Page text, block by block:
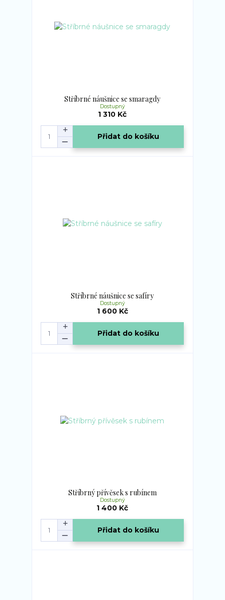
Stříbrné náušnice se smaragdy
1 310 Kč
Dostupný
Přidat do košíku
Stříbrné náušnice se safíry
1 600 Kč
Dostupný
Přidat do košíku
Stříbrný přívěsek s rubínem
1 400 Kč
Dostupný
Přidat do košíku